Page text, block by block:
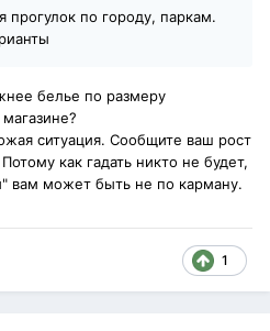
прогулок по городу, паркам.
белье по размеру
ситуация. Сообщите ваш рост
как гадать никто не будет,
вам может быть не по карману.
1